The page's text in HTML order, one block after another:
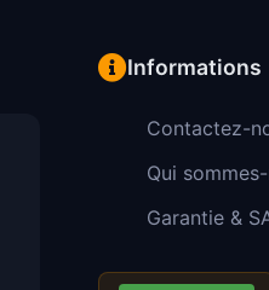
Informations
Contactez-
Qui
Garantie &